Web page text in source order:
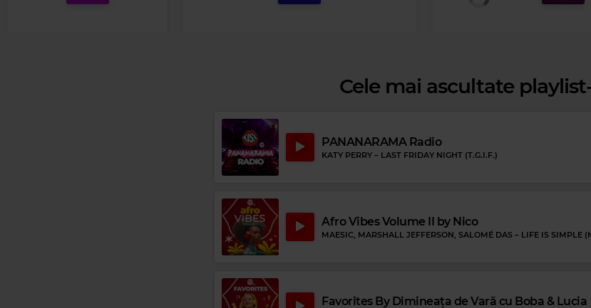
Rock Blues
ERIC CLAPTON & BB KING
Cele mai ascultate
PANANARAMA Radio
KATY PERRY – LAST FRIDAY NIGHT (T.G.I.F.)
Afro Vibes Volume II by Nico
MAESIC, MARSHALL JEFFERSON, SALOMÉ DAS – LIFE IS SIMPLE
Favorites By Dimineața de Vară cu Boba & Lucia